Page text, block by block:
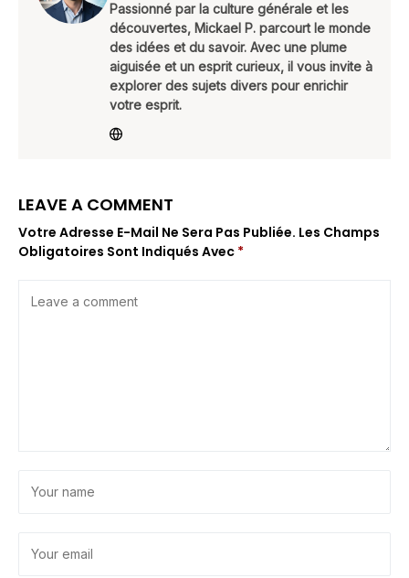
Passionné par la culture générale et les
découvertes, Mickael P. parcourt le monde
des idées et du savoir. Avec une plume
aiguisée et un esprit curieux, il vous invite à
explorer des sujets divers pour enrichir
votre esprit.
LEAVE A COMMENT
Votre Adresse E-Mail Ne Sera Pas Publiée. Les Champs
Obligatoires Sont Indiqués Avec *